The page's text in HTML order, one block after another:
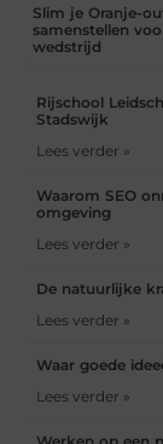
Slim je Oranje-
samenstellen
wedstrijd
Rijschool
Stadswijk
Lees verder »
Waarom SEO
omgeving
Lees verder »
De natuurlijke
Lees verder »
Waar goede
Lees verder »